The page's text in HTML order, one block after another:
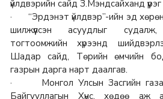
үйлдвэрийн сайд З.Мэндсайханд
· “Эрдэнэт үйлдвэр”-ийн эд
шилжүүлсэн асуудлыг
тогтоомжийн хүрээнд
Шадар сайд, Төрийн өмчийн
газрын дарга нарт даалгав.
· Монгол Улсын Засгийн
Байгууллагын Хүнс, хөдөө аж